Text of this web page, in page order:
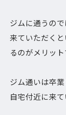
ジムに通うので
来ていただく
るのがメリット
ジム通いは卒
自宅付近に来